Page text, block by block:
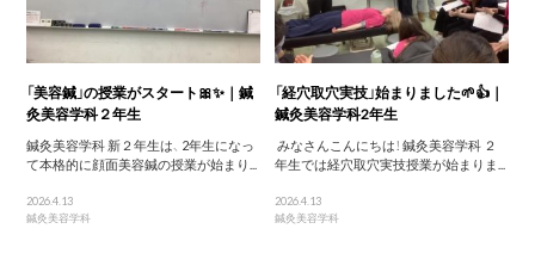
「美容鍼」の授業がスタート🎀✨｜鍼
灸美容学科２年生
鍼灸美容学科 新２年生は、 2年生になっ
て本格的に顔面美容鍼の授業が始まり...
2026.4.13
鍼灸美容学科
「経穴取穴実技」始まりました🌱👍｜
鍼灸美容学科2年生
みなさんこんにちは！ 鍼灸美容学科 ２
年生では経穴取穴実技授業が始まりま...
2026.4.13
鍼灸美容学科